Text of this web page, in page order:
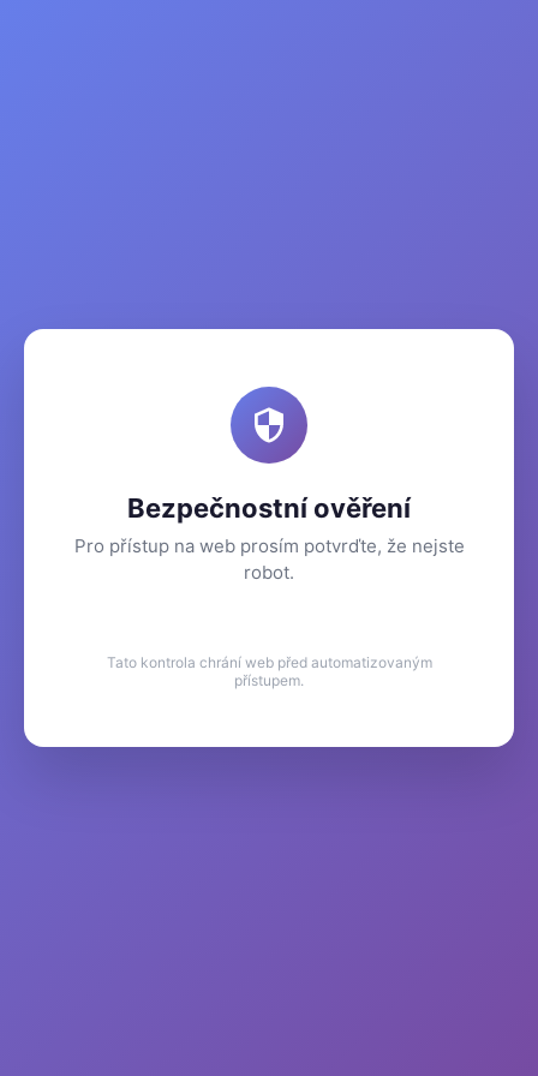
Bezpečnostní ověření
Pro přístup na web prosím potvrďte, že nejste
robot.
Tato kontrola chrání web před automatizovaným
přístupem.